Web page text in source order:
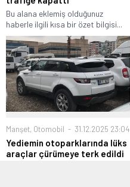
Bu alana eklemiş olduğunuz
haberle ilgili kısa bir özet bilgisi...
Manşet, Otomobil 31.12.2025 23:04
Yediemin otoparklarında lüks
araçlar çürümeye terk edildi